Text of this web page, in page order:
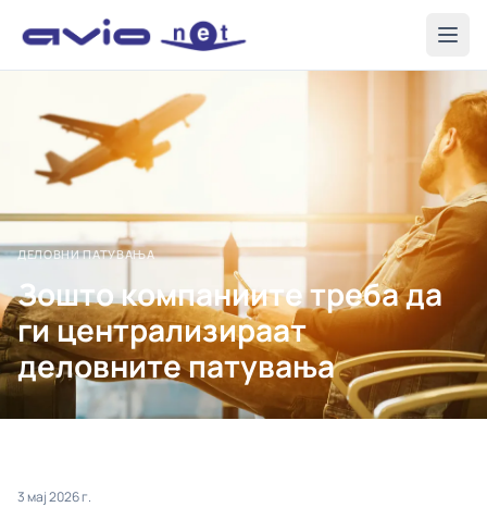
ДЕЛОВНИ ПАТУВАЊА
Зошто компаниите треба да
ги централизираат
деловните патувања
3 мај 2026 г.